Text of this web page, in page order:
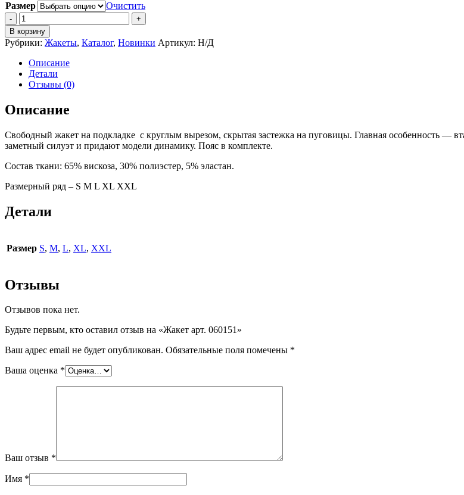
Размер
Очистить
Количество
Жакет
арт.
060151
В корзину
Рубрики: Жакеты, Каталог, Новинки Артикул: Н/Д
Описание
Детали
Отзывы (0)
Описание
Свободный жакет на подкладке с круглым вырезом, скрытая застежка на пуговицы. Главная особенность —
заметный силуэт и придают модели динамику. Пояс в комплекте.
Состав ткани: 65% вискоза, 30% полиэстер, 5% эластан.
Размерный ряд – S M L ХL XXL
Детали
Размер S, M, L, XL, XXL
Отзывы
Отзывов пока нет.
Будьте первым, кто оставил отзыв на «Жакет арт. 060151»
Ваш адрес email не будет опубликован. Обязательные поля помечены *
Ваша оценка *
Ваш отзыв *
Имя *